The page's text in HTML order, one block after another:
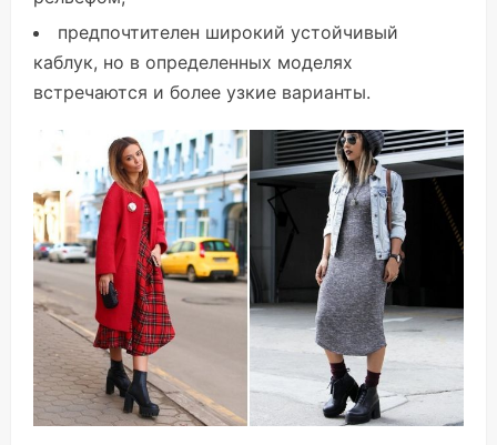
предпочтителен широкий устойчивый
каблук, но в определенных моделях
встречаются и более узкие варианты.